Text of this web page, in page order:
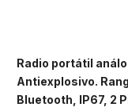
Radio portátil
Antiexplosivo.
Bluetooth, IP67, 2